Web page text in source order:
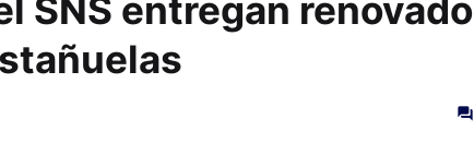
SNS entregan renovado